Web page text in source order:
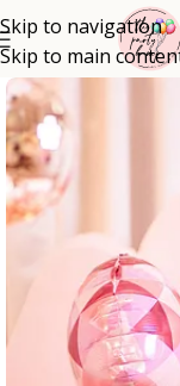
Skip to navigation
Skip to main